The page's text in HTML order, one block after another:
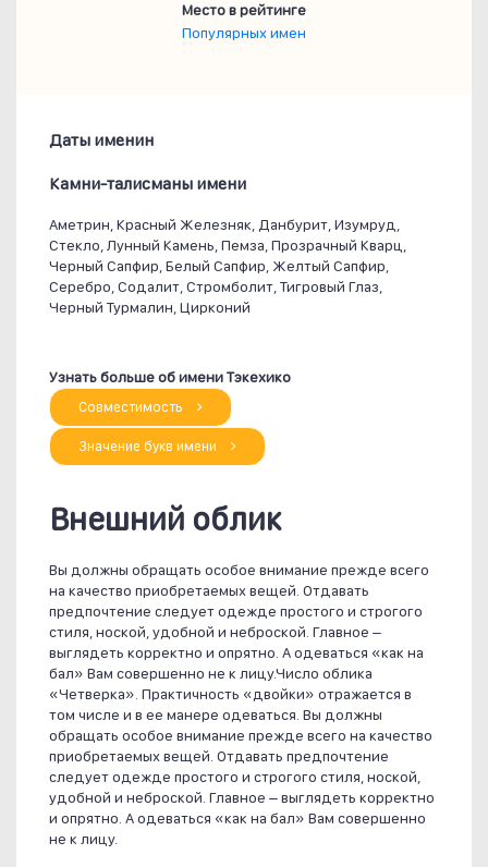
Место в рейтинге
Популярных имен
Даты именин
Камни-талисманы имени
Аметрин, Красный Железняк, Данбурит, Изумруд,
Стекло, Лунный Камень, Пемза, Прозрачный Кварц,
Черный Сапфир, Белый Сапфир, Желтый Сапфир,
Серебро, Содалит, Стромболит, Тигровый Глаз,
Черный Турмалин, Цирконий
Узнать больше об имени Тэкехико
Совместимость
Значение букв имени
Внешний облик
Вы должны обращать особое внимание прежде всего
на качество приобретаемых вещей. Отдавать
предпочтение следует одежде простого и строгого
стиля, ноской, удобной и неброской. Главное –
выглядеть корректно и опрятно. А одеваться «как на
бал» Вам совершенно не к лицу.Число облика
«Четверка». Практичность «двойки» отражается в
том числе и в ее манере одеваться. Вы должны
обращать особое внимание прежде всего на качество
приобретаемых вещей. Отдавать предпочтение
следует одежде простого и строгого стиля, ноской,
удобной и неброской. Главное – выглядеть корректно
и опрятно. А одеваться «как на бал» Вам совершенно
не к лицу.